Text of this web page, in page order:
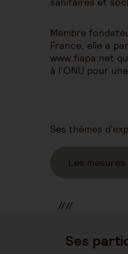
Membre
France, elle a
www.fiapa.net
à l’ONU pour
Ses thèmes
Les
////
Ses